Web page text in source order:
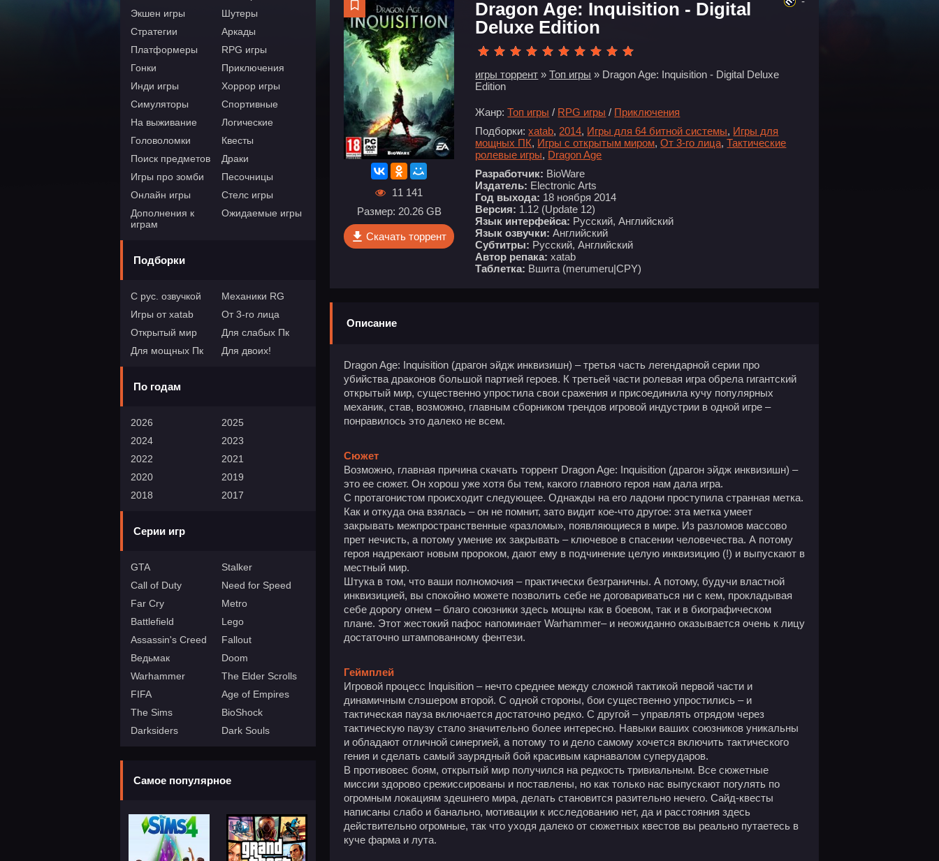
Экшен игры
Шутеры
Стратегии
Аркады
Платформеры
RPG игры
Гонки
Приключения
Инди игры
Хоррор игры
Симуляторы
Спортивные
На выживание
Логические
Головоломки
Квесты
Поиск предметов
Драки
Игры про зомби
Песочницы
Онлайн игры
Стелс игры
Дополнения к
играм
Ожидаемые игры
Подборки
С рус. озвучкой
Механики RG
Игры от xatab
От 3-го лица
Открытый мир
Для слабых Пк
Для мощных Пк
Для двоих!
По годам
2026
2025
2024
2023
2022
2021
2020
2019
2018
2017
Серии игр
GTA
Stalker
Call of Duty
Need for Speed
Far Cry
Metro
Battlefield
Lego
Assassin's Creed
Fallout
Ведьмак
Doom
Warhammer
The Elder Scrolls
FIFA
Age of Empires
The Sims
BioShock
Darksiders
Dark Souls
Самое популярное
11 141
Размер: 20.26 GB
Скачать торрент
Dragon Age: Inquisition - Digital
Deluxe Edition
игры торрент »Топ игры » Dragon Age: Inquisition - Digital Deluxe
Edition
Жанр: Топ игры / RPG игры / Приключения
Подборки: xatab, 2014, Игры для 64 битной системы, Игры для
мощных ПК, Игры с открытым миром,От 3-го лица,Тактические
ролевые игры, Dragon Age
Разработчик: BioWare
Издатель: Electronic Arts
Год выхода: 18 ноября 2014
Версия: 1.12 (Update 12)
Язык интерфейса: Русский, Английский
Язык озвучки: Английский
Субтитры: Русский, Английский
Автор репака: xatab
Таблетка: Вшита (merumeru|CPY)
Описание
Dragon Age: Inquisition (драгон эйдж инквизишн) – третья часть легендарной серии про
убийства драконов большой партией героев. К третьей части ролевая игра обрела гигантский
открытый мир, существенно упростила свои сражения и присоединила кучу популярных
механик, став, возможно, главным сборником трендов игровой индустрии в одной игре –
понравилось это далеко не всем.
Сюжет
Возможно, главная причина скачать торрент Dragon Age: Inquisition (драгон эйдж инквизишн) –
это ее сюжет. Он хорош уже хотя бы тем, какого главного героя нам дала игра.
С протагонистом происходит следующее. Однажды на его ладони проступила странная метка.
Как и откуда она взялась – он не помнит, зато видит кое-что другое: эта метка умеет
закрывать межпространственные «разломы», появляющиеся в мире. Из разломов массово
прет нечисть, а потому умение их закрывать – ключевое в спасении человечества. А потому
героя надрекают новым пророком, дают ему в подчинение целую инквизицию (!) и выпускают в
местный мир.
Штука в том, что ваши полномочия – практически безграничны. А потому, будучи властной
инквизицией, вы спокойно можете позволить себе не договариваться ни с кем, прокладывая
себе дорогу огнем – благо союзники здесь мощны как в боевом, так и в биографическом
плане. Этот жестокий пафос напоминает Warhammer– и неожиданно оказывается очень к лицу
достаточно штампованному фентези.
Геймплей
Игровой процесс Inquisition – нечто среднее между сложной тактикой первой части и
динамичным слэшером второй. С одной стороны, бои существенно упростились – и
тактическая пауза включается достаточно редко. С другой – управлять отрядом через
тактическую паузу стало значительно более интересно. Навыки ваших союзников уникальны
и обладают отличной синергией, а потому то и дело самому хочется включить тактического
гения и сделать самый заурядный бой красивым карнавалом суперударов.
В противовес боям, открытый мир получился на редкость тривиальным. Все сюжетные
миссии здорово срежиссированы и поставлены, но как только нас выпускают погулять по
огромным локациям здешнего мира, делать становится разительно нечего. Сайд-квесты
написаны слабо и банально, мотивации к исследованию нет, да и расстояния здесь
действительно огромные, так что уходя далеко от сюжетных квестов вы реально путаетесь в
куче фарма и лута.